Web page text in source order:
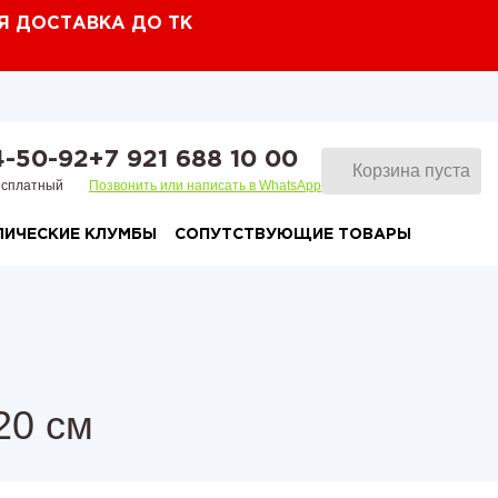
ДОСТАВКА ДО ТК
50-92+7 921 688 10 00
Позвонить или написать в WhatsApp
Корзина пуста
КЛУМБЫ СОПУТСТВУЮЩИЕ ТОВАРЫ
см